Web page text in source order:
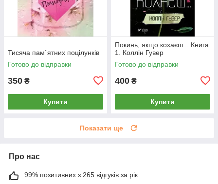
Тисяча пам`ятних поцілунків
Готово до відправки
350 ₴
Купити
Покинь, якщо кохаєш... Книга
1. Коллін Гувер
Готово до відправки
400 ₴
Купити
Показати ще
Про нас
99% позитивних з 265 відгуків за рік